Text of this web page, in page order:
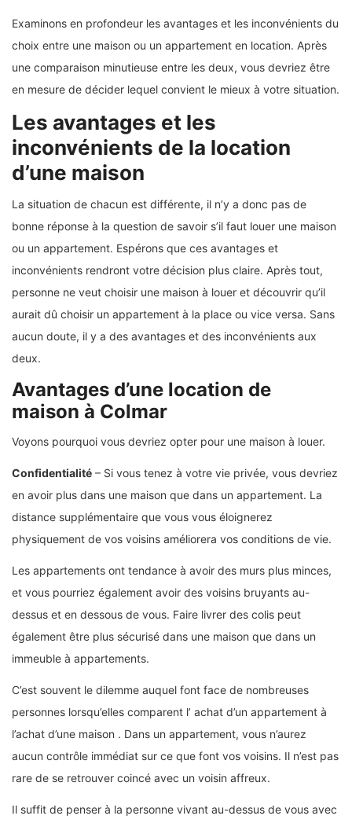
Examinons en profondeur les avantages et les inconvénients du
choix entre une maison ou un appartement en location. Après
une comparaison minutieuse entre les deux, vous devriez être
en mesure de décider lequel convient le mieux à votre situation.
Les avantages et les
inconvénients de la location
d’une maison
La situation de chacun est différente, il n’y a donc pas de
bonne réponse à la question de savoir s’il faut louer une maison
ou un appartement. Espérons que ces avantages et
inconvénients rendront votre décision plus claire. Après tout,
personne ne veut choisir une maison à louer et découvrir qu’il
aurait dû choisir un appartement à la place ou vice versa. Sans
aucun doute, il y a des avantages et des inconvénients aux
deux.
Avantages d’une location de
maison à Colmar
Voyons pourquoi vous devriez opter pour une maison à louer.
Confidentialité – Si vous tenez à votre vie privée, vous devriez
en avoir plus dans une maison que dans un appartement. La
distance supplémentaire que vous vous éloignerez
physiquement de vos voisins améliorera vos conditions de vie.
Les appartements ont tendance à avoir des murs plus minces,
et vous pourriez également avoir des voisins bruyants au-
dessus et en dessous de vous. Faire livrer des colis peut
également être plus sécurisé dans une maison que dans un
immeuble à appartements.
C’est souvent le dilemme auquel font face de nombreuses
personnes lorsqu’elles comparent l’ achat d’un appartement à
l’achat d’une maison . Dans un appartement, vous n’aurez
aucun contrôle immédiat sur ce que font vos voisins. Il n’est pas
rare de se retrouver coincé avec un voisin affreux.
Il suffit de penser à la personne vivant au-dessus de vous avec